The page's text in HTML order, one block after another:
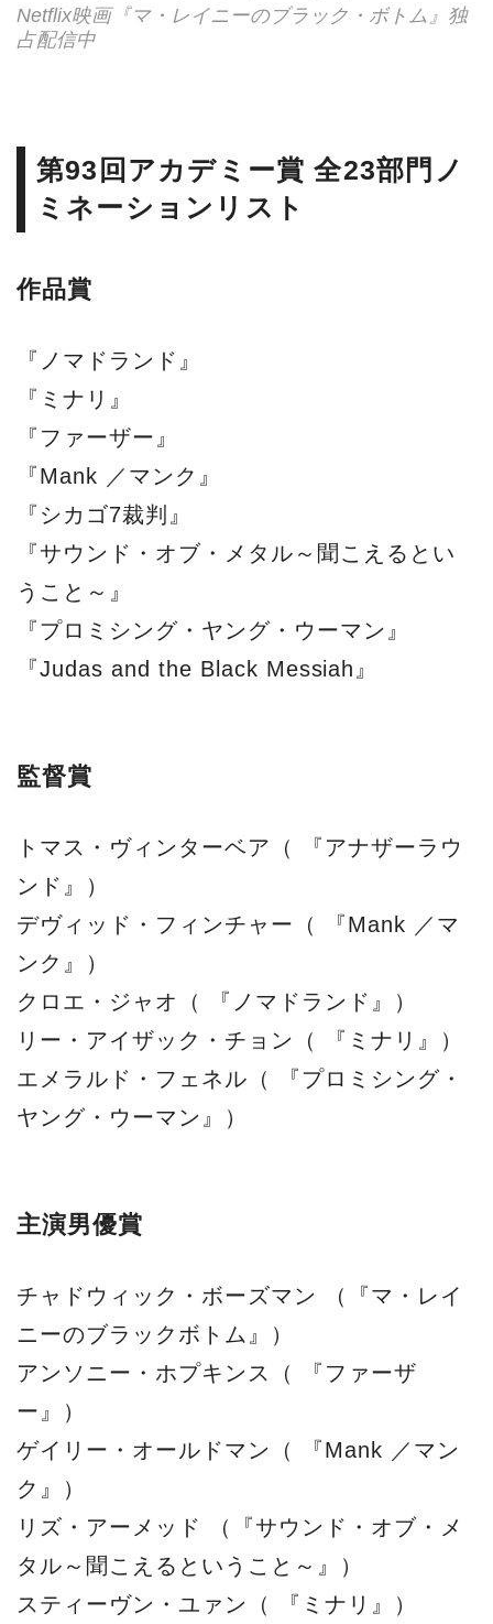
Netflix映画『マ・レイニーのブラック・ボトム』独
占配信中
第93回アカデミー賞 全23部門ノ
ミネーションリスト
作品賞
『ノマドランド』
『ミナリ』
『ファーザー』
『Mank ／マンク』
『シカゴ7裁判』
『サウンド・オブ・メタル～聞こえるとい
うこと～』
『プロミシング・ヤング・ウーマン』
『Judas and the Black Messiah』
監督賞
トマス・ヴィンターベア（ 『アナザーラウ
ンド』）
デヴィッド・フィンチャー（ 『Mank ／マ
ンク』）
クロエ・ジャオ（ 『ノマドランド』）
リー・アイザック・チョン（ 『ミナリ』）
エメラルド・フェネル（ 『プロミシング・
ヤング・ウーマン』）
主演男優賞
チャドウィック・ボーズマン （『マ・レイ
ニーのブラックボトム』）
アンソニー・ホプキンス（ 『ファーザ
ー』）
ゲイリー・オールドマン（ 『Mank ／マン
ク』）
リズ・アーメッド （『サウンド・オブ・メ
タル～聞こえるということ～』）
スティーヴン・ユァン（ 『ミナリ』）